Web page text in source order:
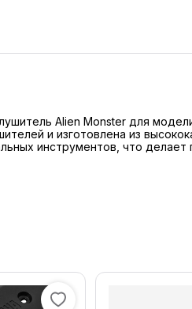
Alien Monster для
и изготовлена из
инструментов, что